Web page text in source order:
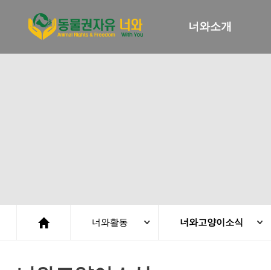
너와소개
너와활동 너와고양이소식